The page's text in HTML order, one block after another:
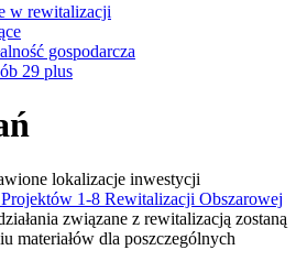
w rewitalizacji
gospodarcza
29 plus
lokalizacje inwestycji
Projektów 1-8 Rewitalizacji Obszarowej
związane z rewitalizacją zostaną
materiałów dla poszczególnych